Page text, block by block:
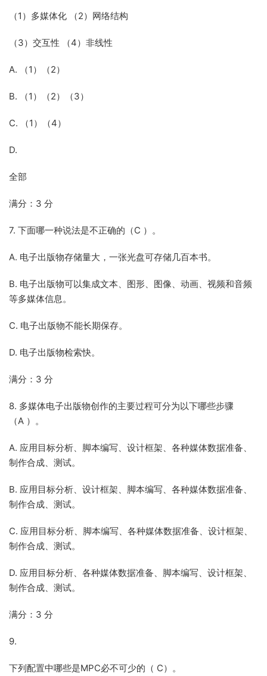
（1）多媒体化 （2）网络结构
（3）交互性 （4）非线性
A. （1）（2）
B. （1）（2）（3）
C. （1）（4）
D.
全部
满分：3 分
7. 下面哪一种说法是不正确的（C ）。
A. 电子出版物存储量大，一张光盘可存储几百本书。
B. 电子出版物可以集成文本、图形、图像、动画、视频和音频
等多媒体信息。
C. 电子出版物不能长期保存。
D. 电子出版物检索快。
满分：3 分
8. 多媒体电子出版物创作的主要过程可分为以下哪些步骤
（A ）。
A. 应用目标分析、脚本编写、设计框架、各种媒体数据准备、
制作合成、测试。
B. 应用目标分析、设计框架、脚本编写、各种媒体数据准备、
制作合成、测试。
C. 应用目标分析、脚本编写、各种媒体数据准备、设计框架、
制作合成、测试。
D. 应用目标分析、各种媒体数据准备、脚本编写、设计框架、
制作合成、测试。
满分：3 分
9.
下列配置中哪些是MPC必不可少的（ C）。